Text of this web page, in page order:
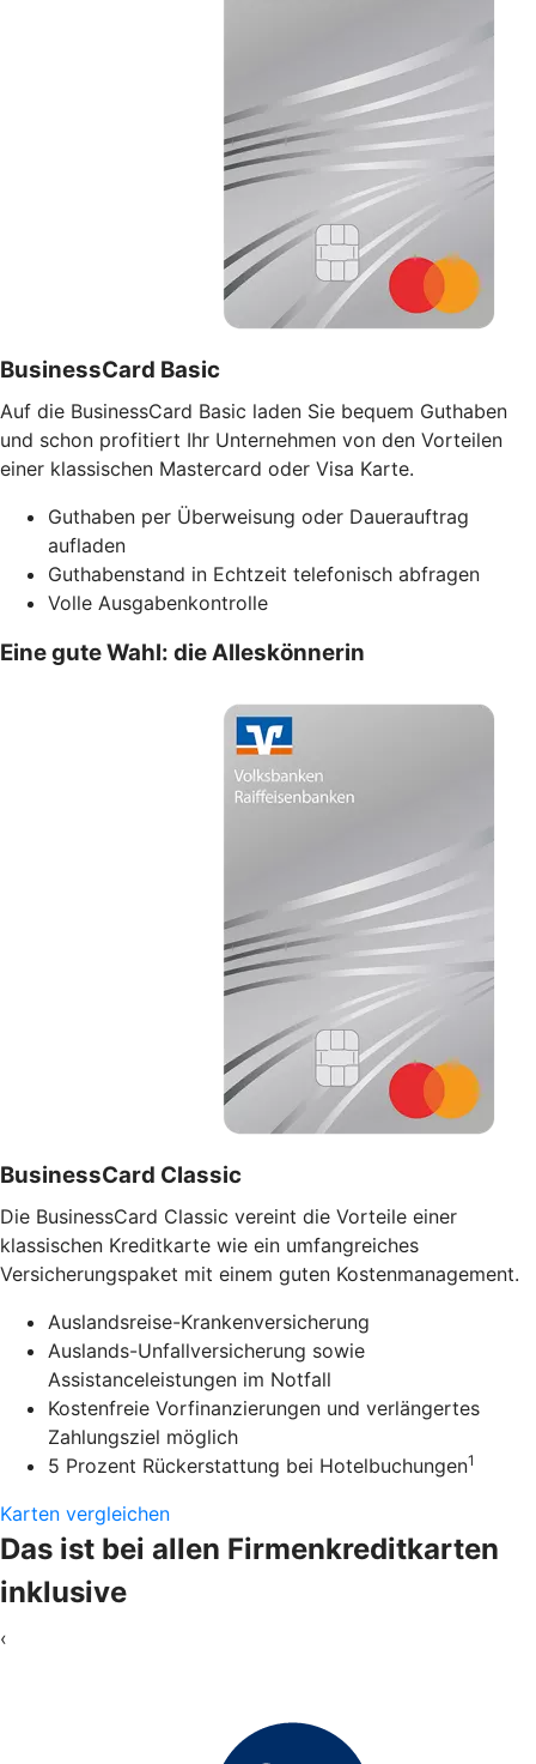
BusinessCard Basic
Auf die BusinessCard Basic laden Sie bequem Guthaben
und schon profitiert Ihr Unternehmen von den Vorteilen
einer klassischen Mastercard oder Visa Karte.
Guthaben per Überweisung oder Dauerauftrag
aufladen
Guthabenstand in Echtzeit telefonisch abfragen
Volle Ausgabenkontrolle
Eine gute Wahl: die Alleskönnerin
BusinessCard Classic
Die BusinessCard Classic vereint die Vorteile einer
klassischen Kreditkarte wie ein umfangreiches
Versicherungspaket mit einem guten Kostenmanagement.
Auslandsreise-Krankenversicherung
Auslands-Unfallversicherung sowie
Assistanceleistungen im Notfall
Kostenfreie Vorfinanzierungen und verlängertes
Zahlungsziel möglich
5 Prozent Rückerstattung bei Hotelbuchungen1
Karten vergleichen
Das ist bei allen Firmenkreditkarten
inklusive
‹